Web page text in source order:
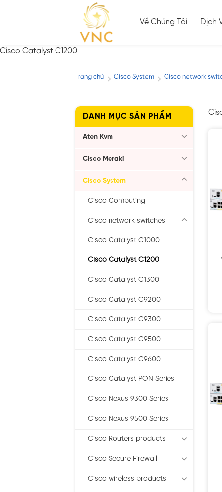
Về Chúng Tôi Dịch
Cisco Catalyst C1200
Trang chủ / Cisco System / Cisco network
DANH MỤC SẢN PHẨM
Aten Kvm
Cisco Meraki
Cisco System
Cisco Computing
Cisco network switches
Cisco Catalyst C1000
Cisco Catalyst C1200
Cisco Catalyst C1300
Cisco Catalyst C9200
Cisco Catalyst C9300
Cisco Catalyst C9500
Cisco Catalyst C9600
Cisco Catalyst PON Series
Cisco Nexus 9300 Series
Cisco Nexus 9500 Series
Cisco Routers products
Cisco Secure Firewall
Cisco wireless products